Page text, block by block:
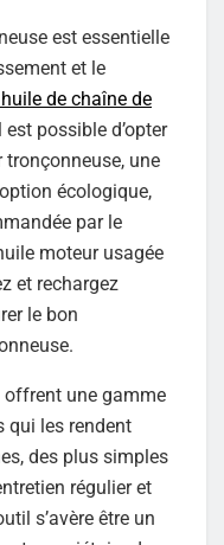
est essentielle
et le
de chaîne de
possible d’opter
tronçonneuse, une
écologique,
par le
moteur usagée
et rechargez
le bon
offrent une gamme
qui les rendent
des plus simples
régulier et
s’avère être un